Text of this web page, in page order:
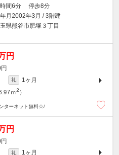
間6分 停歩8分
月2002年3月 / 3階建
県熊谷市肥塚３丁目
円
礼
1ヶ月
ｍ2 ）
ターネット無料☆/
円
礼 1ヶ月